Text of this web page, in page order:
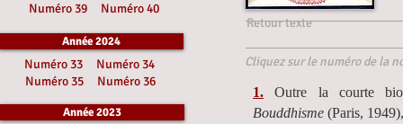
Retour texte
Cliquez sur le numéro de la
1.
Outre la courte
Bouddhisme (Paris,
Numéro 39
Numéro 40
Année 2024
Numéro 33
Numéro 34
Numéro 35
Numéro 36
Année 2023